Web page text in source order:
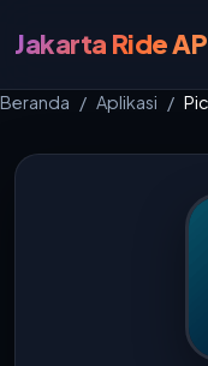
Jakarta Ride
Beranda Aplikasi